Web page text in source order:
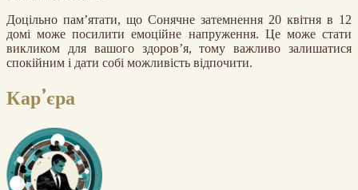
Доцільно пам’ятати, що Сонячне затемнення 20 квітня в 12
домі може посилити емоційне напруження. Це може стати
викликом для вашого здоров’я, тому важливо залишатися
спокійним і дати собі можливість відпочити.
Кар’єра